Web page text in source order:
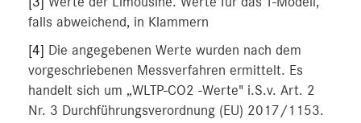
falls abweichend, in Klammern
[4] Die angegebenen Werte wurden nach dem
vorgeschriebenen Messverfahren ermittelt. Es
handelt sich um „WLTP-CO2 -Werte" i.S.v. Art. 2
Nr. 3 Durchführungsverordnung (EU) 2017/1153.